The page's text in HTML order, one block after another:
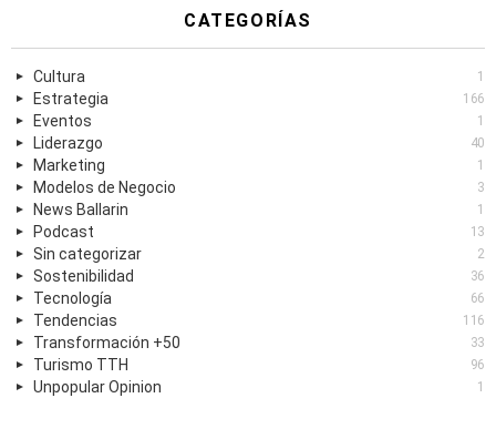
CATEGORÍAS
Cultura 1
Estrategia 166
Eventos 1
Liderazgo 40
Marketing 1
Modelos de Negocio 3
News Ballarin 1
Podcast 13
Sin categorizar 2
Sostenibilidad 36
Tecnología 66
Tendencias 116
Transformación +50 33
Turismo TTH 96
Unpopular Opinion 1